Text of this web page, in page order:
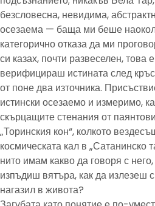
безсловесна, невидима,
осезаема — баща ми беше
категорично отказа да ми
си казах, почти развеселен, това
верифицираш истината след
от поне два източника.
истински осезаемо и измеримо,
скърцащите стенания от
„Торинския кон“, колкото
космическата кал в „Сатанинско
нито имам какво да говоря с
изпъдиш вятъра, как да излезеш
нагазил в живота?